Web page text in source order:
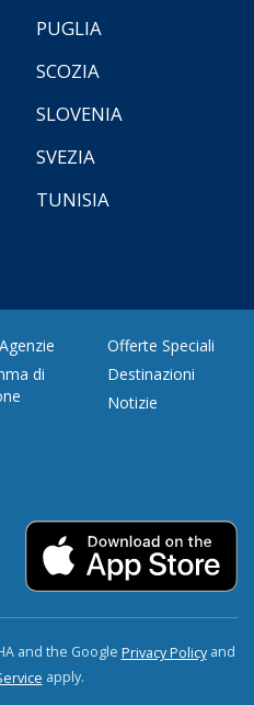
PUGLIA
SCOZIA
SLOVENIA
SVEZIA
TUNISIA
di
Offerte Speciali
Destinazioni
Notizie
and the Google Privacy Policyand
apply.